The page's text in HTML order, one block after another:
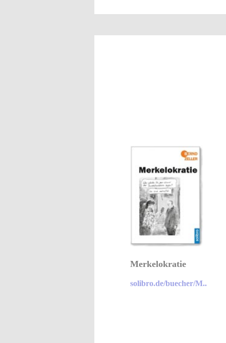
Merkelokratie
solibro.de/buecher/M..